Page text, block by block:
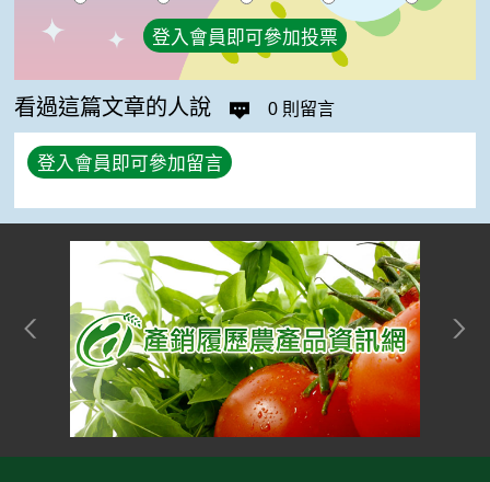
登入會員即可參加投票
看過這篇文章的人說 0 則留言
登入會員即可參加留言